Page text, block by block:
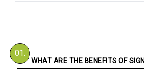
01.
WHAT ARE THE BENEFITS OF